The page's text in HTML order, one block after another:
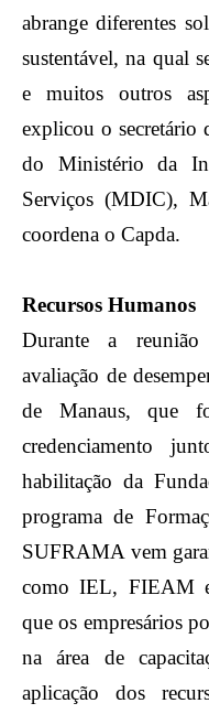
abrange diferentes
sustentável, na qual
e muitos outros
explicou o secretário
do Ministério da
Serviços (MDIC),
coordena o Capda.
Recursos Humanos
Durante a
avaliação de
de Manaus, que
credenciamento
habilitação da
programa de
SUFRAMA vem
como IEL, FIEAM
que os empresários
na área de
aplicação dos